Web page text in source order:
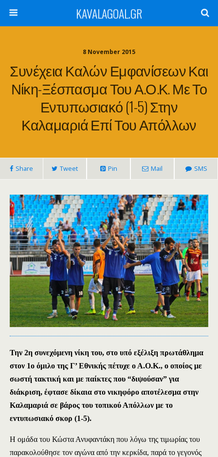
KAVALAGOAL.GR
8 November 2015
Συνέχεια Καλών Εμφανίσεων Και
Νίκη-Ξέσπασμα Του Α.Ο.Κ. Με Το
Εντυπωσιακό (1-5) Στην
Καλαμαριά Επί Του Απόλλων
Share Tweet Pin Mail SMS
Την 2η συνεχόμενη νίκη του, στο υπό εξέλιξη πρωτάθλημα
στον 1ο όμιλο της Γ’ Εθνικής πέτυχε ο Α.Ο.Κ., ο οποίος με
σωστή τακτική και με παίκτες που “διψούσαν” για
διάκριση, έφτασε δίκαια στο νικηφόρο αποτέλεσμα στην
Καλαμαριά σε βάρος του τοπικού Απόλλων με το
εντυπωσιακό σκορ (1-5).
Η ομάδα του Κώστα Ανυφαντάκη που λόγω της τιμωρίας του
παρακολούθησε τον αγώνα από την κερκίδα, παρά το γεγονός